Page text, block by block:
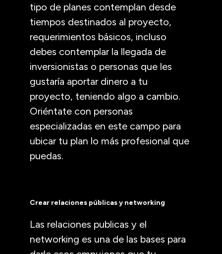
tipo de planes contemplan desde
tiempos destinados al proyecto,
requerimientos básicos, incluso
debes contemplar la llegada de
inversionistas o personas que les
gustaría aportar dinero a tu
proyecto, teniendo algo a cambio.
Oriéntate con personas
especializadas en este campo para
ubicar tu plan lo más profesional que
puedas.
Crear relaciones públicas y networking
Las relaciones publicas y el
networking es una de las bases para